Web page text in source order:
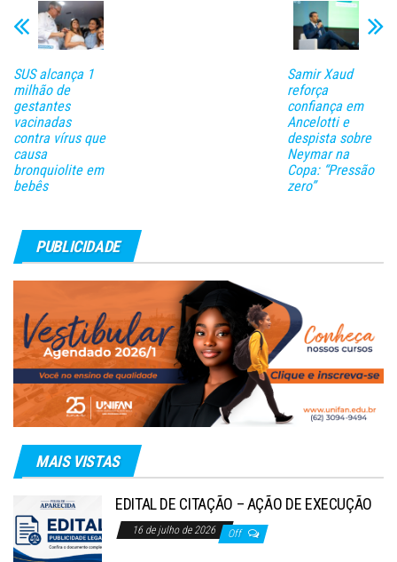
SUS alcança 1
milhão de
gestantes
vacinadas
contra vírus que
causa
bronquiolite em
bebês
Samir Xaud
reforça
confiança em
Ancelotti e
despista sobre
Neymar na
Copa: “Pressão
zero”
PUBLICIDADE
MAIS VISTAS
EDITAL DE CITAÇÃO – AÇÃO DE EXECUÇÃO
16 de julho de 2026 Off